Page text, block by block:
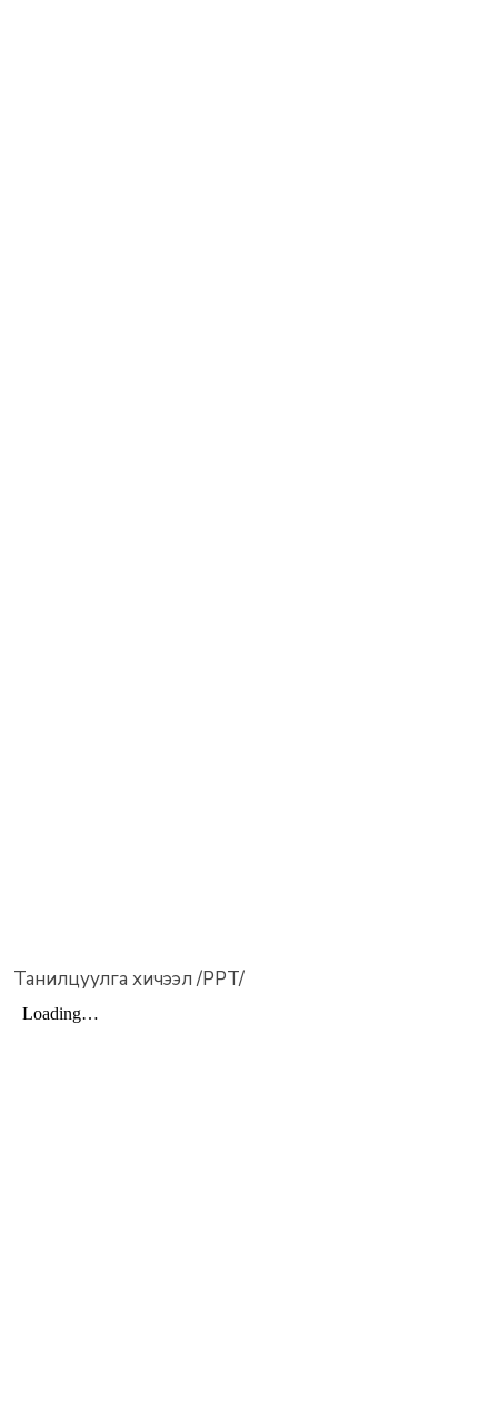
Танилцуулга хичээл /PPT/